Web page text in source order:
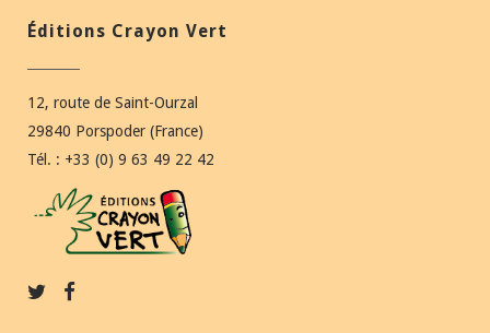
Éditions Crayon Vert
12, route de Saint-Ourzal
29840 Porspoder (France)
Tél. : +33 (0) 9 63 49 22 42